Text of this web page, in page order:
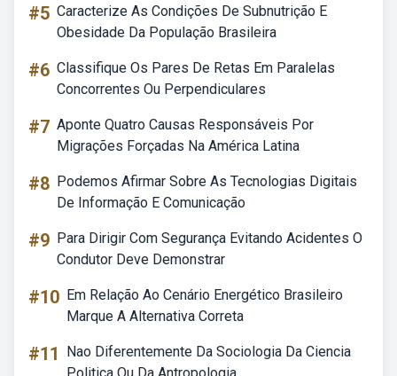
#5 Caracterize As Condições De Subnutrição E
Obesidade Da População Brasileira
#6 Classifique Os Pares De Retas Em Paralelas
Concorrentes Ou Perpendiculares
#7 Aponte Quatro Causas Responsáveis Por
Migrações Forçadas Na América Latina
#8 Podemos Afirmar Sobre As Tecnologias Digitais
De Informação E Comunicação
#9 Para Dirigir Com Segurança Evitando Acidentes O
Condutor Deve Demonstrar
#10 Em Relação Ao Cenário Energético Brasileiro
Marque A Alternativa Correta
#11
Nao Diferentemente Da Sociologia Da Ciencia